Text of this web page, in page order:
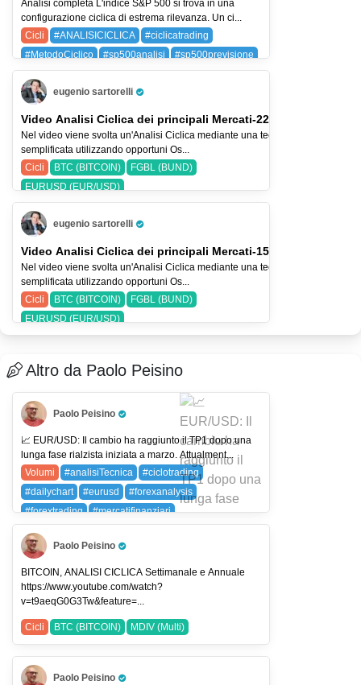
Analisi completa L'indice S&P 500 si trova in una
configurazione ciclica di estrema rilevanza. Un ci...
Cicli
#ANALISICICLICA
#ciclicatrading
#MetodoCiclico
#sp500analisi
#sp500previsione
SPX (SP 500)
eugenio sartorelli
Pro Trader
Video Analisi Ciclica dei principali Mercati-22-lug-26
Nel video viene svolta un'Analisi Ciclica mediante una tecnica
semplificata utilizzando opportuni Os...
Cicli
BTC (BITCOIN)
FGBL (BUND)
EURUSD (EUR/USD)
eugenio sartorelli
Pro Trader
Video Analisi Ciclica dei principali Mercati-15-lug-26
Nel video viene svolta un'Analisi Ciclica mediante una tecnica
semplificata utilizzando opportuni Os...
Cicli
BTC (BITCOIN)
FGBL (BUND)
EURUSD (EUR/USD)
Altro da Paolo Peisino
Paolo Peisino
Pro Trader
📈 EUR/USD: Il cambio ha raggiunto il TP1 dopo una
lunga fase rialzista iniziata a marzo. Attualment...
Volumi
#analisiTecnica
#ciclotrading
#dailychart
#eurusd
#forexanalysis
#forextrading
#mercatifinanziari
#moneygenerator
#traderlife
#tradingitalia
#tradingview
#usdjpy
EURUSD (EUR/USD)
USDJPY (USDJPY)
Paolo Peisino
Pro Trader
BITCOIN, ANALISI CICLICA Settimanale e Annuale
https://www.youtube.com/watch?
v=t9aeqG0G3Tw&feature=...
Cicli BTC (BITCOIN) MDIV (Multi)
Paolo Peisino